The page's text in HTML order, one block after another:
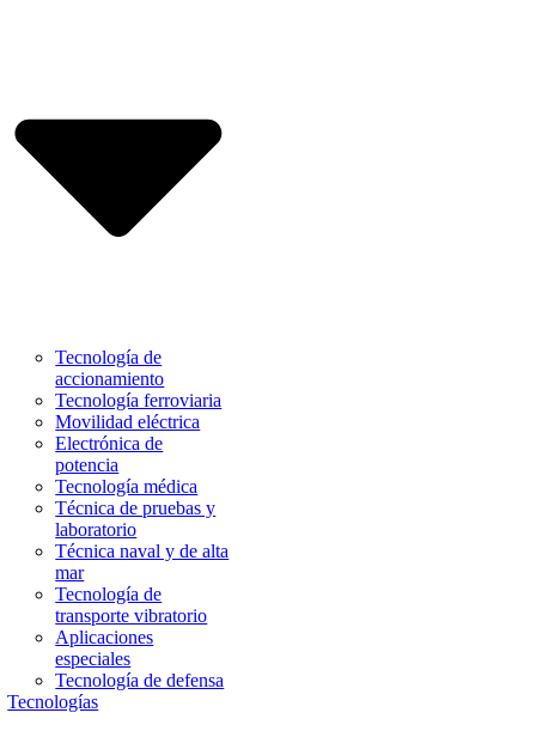
Tecnología de
accionamiento
Tecnología ferroviaria
Movilidad eléctrica
Electrónica de
potencia
Tecnología médica
Técnica de pruebas y
laboratorio
Técnica naval y de alta
mar
Tecnología de
transporte vibratorio
Aplicaciones
especiales
Tecnología de defensa
Tecnologías